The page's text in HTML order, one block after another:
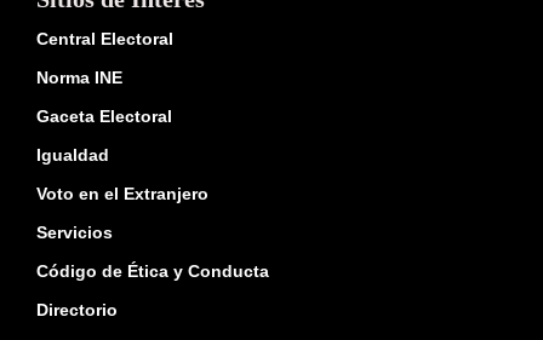
Central Electoral
Norma INE
Gaceta Electoral
Igualdad
Voto en el Extranjero
Servicios
Código de Ética y Conducta
Directorio